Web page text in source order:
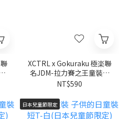
XCTRL x Gokuraku 極楽聯
名JDM-拉力賽之王童裝短
T-黑
NT$590
日本兒童節限定